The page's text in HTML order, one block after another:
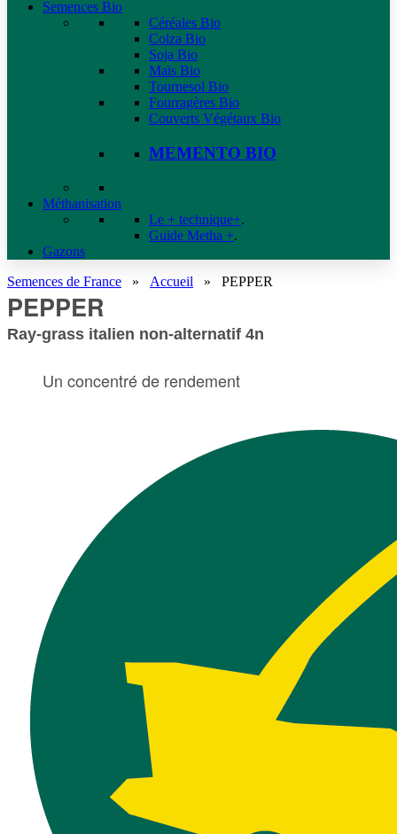
Semences Bio
Céréales Bio
Colza Bio
Soja Bio
Maïs Bio
Tournesol Bio
Fourragères Bio
Couverts Végétaux Bio
MEMENTO BIO
Méthanisation
Le + technique+.
Guide Metha +.
Gazons
Semences de France » Accueil » PEPPER
PEPPER
Ray-grass italien non-alternatif 4n
Un concentré de rendement